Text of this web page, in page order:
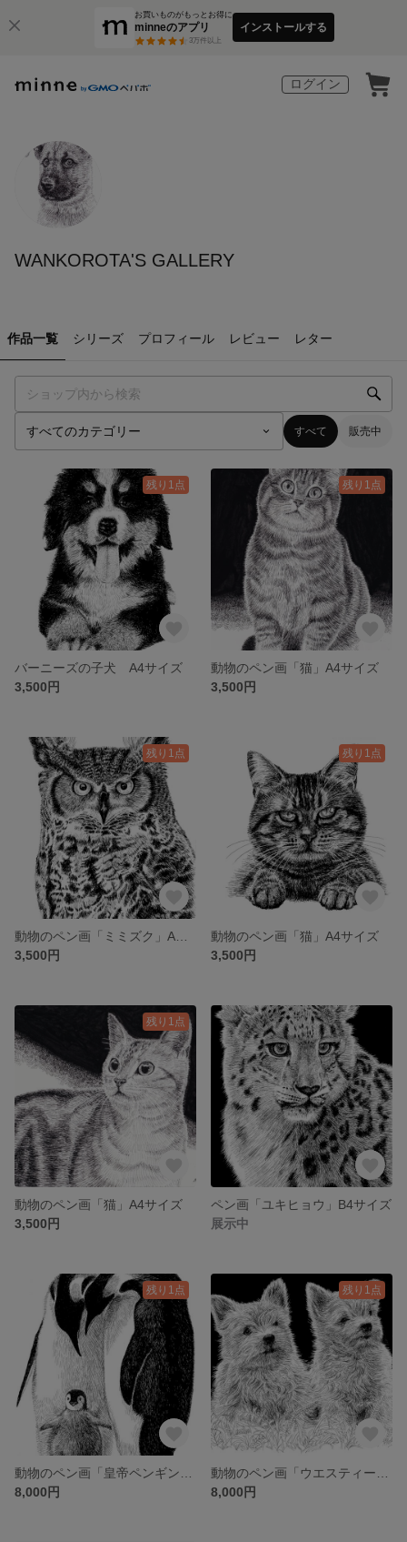
お買いものがもっとお得に
minneのアプリ
3万件以上
インストールする
ログイン
WANKOROTA'S GALLERY
作品一覧 シリーズ プロフィール レビュー レター
すべて 販売中
残り1点
バーニーズの子犬 A4サイズ
3,500円
残り1点
動物のペン画「猫」A4サイズ
3,500円
残り1点
3,500円
残り1点
動物のペン画「猫」A4サイズ
3,500円
残り1点
動物のペン画「猫」A4サイズ
3,500円
ペン画「ユキヒョウ」B4サイズ
展示中
残り1点
8,000円
残り1点
8,000円